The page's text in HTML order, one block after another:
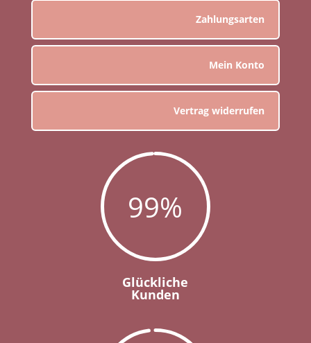
Zahlungsarten
Mein Konto
Vertrag widerrufen
99%
Glückliche
Kunden